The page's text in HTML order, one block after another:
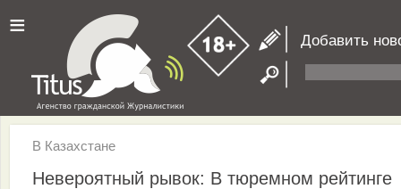
≡ Добавить
В Казахстане
Невероятный рывок: В тюремном рейтинге